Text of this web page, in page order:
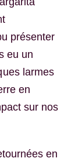
présenter
eu un
larmes
en
sur nos
en